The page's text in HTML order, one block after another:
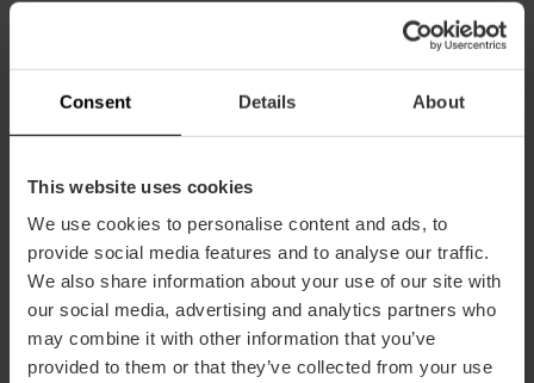
Consent Details About
This website uses cookies
We use cookies to personalise content and ads, to
provide social media features and to analyse our traffic.
We also share information about your use of our site with
our social media, advertising and analytics partners who
may combine it with other information that you’ve
provided to them or that they’ve collected from your use
Bus
4,40,92
Avenida de les Balears, 29 46023 València